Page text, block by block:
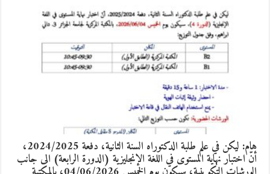
هام: ليكن في علم طلبة الدكتوراه السنة الثانية، دفعة 2024/2025،
أنّ اختبار نهاية المستوى في اللغة الإنجليزية (الدورة الرابعة) الى جانب